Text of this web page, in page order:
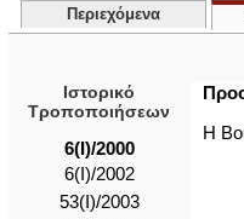
Περιεχόμενα
Ιστορικό
Τροποποιήσεων
6(I)/2000
6(I)/2002
53(I)/2003
Η